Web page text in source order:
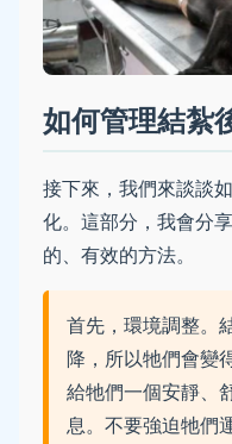
如何管理結紮
接下來，我們來談談
化。這部分，我會分
的、有效的方法。
首先，環境調整。
降，所以牠們會變
給牠們一個安靜、
息。不要強迫牠們